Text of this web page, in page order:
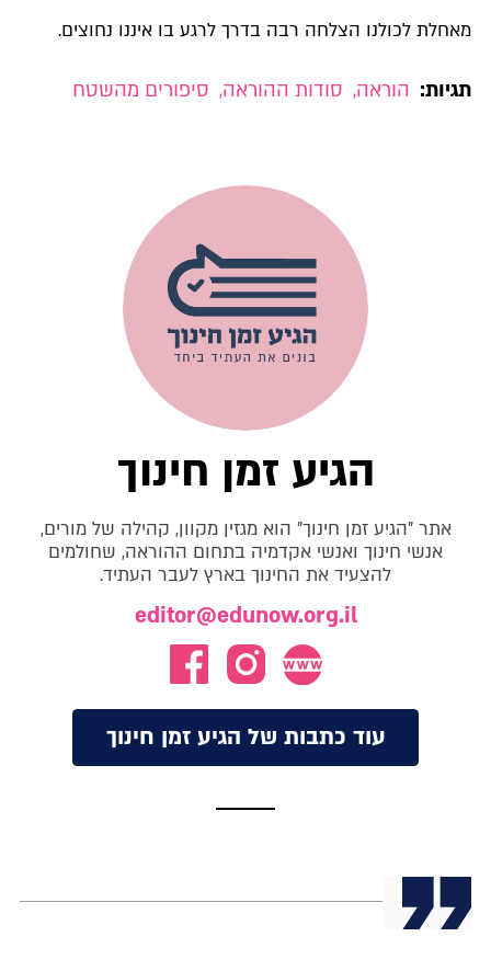
מאחלת לכולנו הצלחה רבה בדרך לרגע בו איננו נחוצים.
תגיות: הוראה, סודות ההוראה, סיפורים מהשטח
הגיע זמן חינוך
אתר "הגיע זמן חינוך" הוא מגזין מקוון, קהילה של מורים,
אנשי חינוך ואנשי אקדמיה בתחום ההוראה, שחולמים
להצעיד את החינוך בארץ לעבר העתיד.
editor@edunow.org.il
עוד כתבות של הגיע זמן חינוך